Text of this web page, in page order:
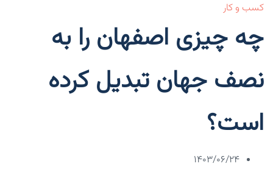
کسب و کار
چه چیزی اصفهان را به
نصف جهان تبدیل کرده
است؟
۱۴۰۳/۰۶/۲۴